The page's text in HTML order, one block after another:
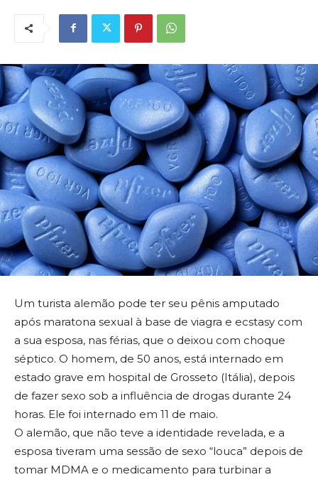
Um turista alemão pode ter seu pênis amputado
após maratona sexual à base de viagra e ecstasy com
a sua esposa, nas férias, que o deixou com choque
séptico. O homem, de 50 anos, está internado em
estado grave em hospital de Grosseto (Itália), depois
de fazer sexo sob a influência de drogas durante 24
horas. Ele foi internado em 11 de maio.
O alemão, que não teve a identidade revelada, e a
esposa tiveram uma sessão de sexo “louca” depois de
tomar MDMA e o medicamento para turbinar a